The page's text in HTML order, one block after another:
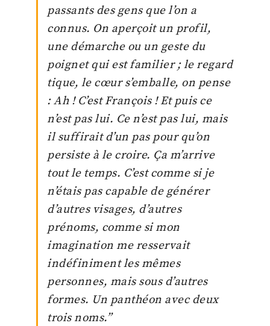
passants des gens que l’on a
connus. On aperçoit un profil,
une démarche ou un geste du
poignet qui est familier ; le regard
tique, le cœur s’emballe, on pense
: Ah ! C’est François ! Et puis ce
n’est pas lui. Ce n’est pas lui, mais
il suffirait d’un pas pour qu’on
persiste à le croire. Ça m’arrive
tout le temps. C’est comme si je
n’étais pas capable de générer
d’autres visages, d’autres
prénoms, comme si mon
imagination me resservait
indéfiniment les mêmes
personnes, mais sous d’autres
formes. Un panthéon avec deux
trois noms.”